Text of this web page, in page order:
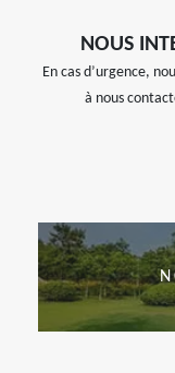
NOUS
En cas d’urgence,
à nous